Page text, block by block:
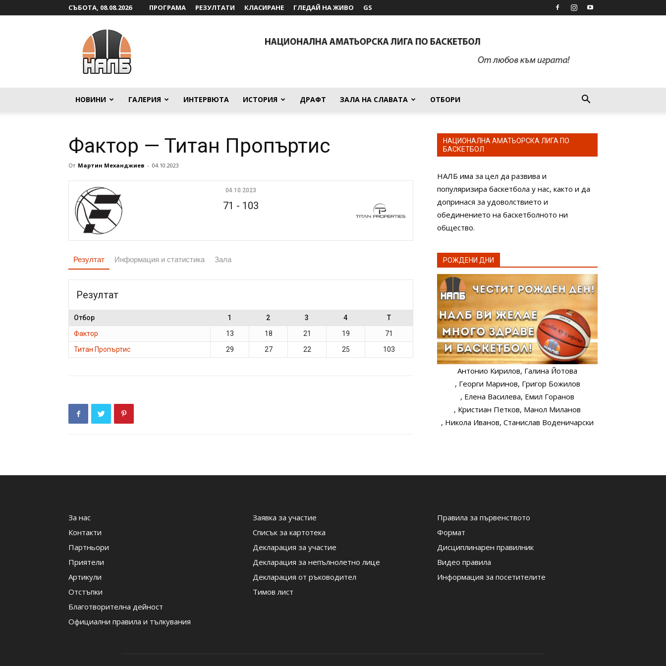
СЪБОТА, 08.08.2026 ПРОГРАМА РЕЗУЛТАТИ КЛАСИРАНЕ ГЛЕДАЙ НА ЖИВО GS
НОВИНИ ГАЛЕРИЯ ИНТЕРВЮТА ИСТОРИЯ ДРАФТ ЗАЛА НА СЛАВАТА ОТБОРИ
Фактор — Титан Пропъртис
От Мартин Механджиев - 04.10.2023
04.10.2023
71 - 103
Резултат Информация и статистика Зала
Резултат
Отбор 1 2 3 4
T
Фактор
13 18 21 19
71
Титан Пропъртис
29 27 22 25 103
НАЦИОНАЛНА АМАТЬОРСКА ЛИГА ПО
БАСКЕТБОЛ
НАЛБ има за цел да развива и
популяризира баскетбола у нас, както и да
допринася за удоволствието и
обединението на баскетболното ни
общество.
РОЖДЕНИ ДНИ
Антонио Кирилов, Галина Йотова
, Георги Маринов, Григор Божилов
, Елена Василева, Емил Горанов
, Кристиан Петков, Манол Миланов
, Никола Иванов, Станислав Воденичарски
За нас
Контакти
Партньори
Приятели
Артикули
Отстъпки
Благотворителна дейност
Официални правила и тълкувания
Заявка за участие
Списък за картотека
Декларация за участие
Декларация за непълнолетно лице
Декларация от ръководител
Тимов лист
Правила за първенството
Формат
Дисциплинарен правилник
Видео правила
Информация за посетителите